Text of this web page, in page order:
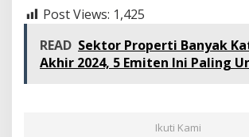
Post Views: 1,425
READ Sektor Properti Banyak
Akhir 2024, 5 Emiten Ini Paling
Ikuti Kami